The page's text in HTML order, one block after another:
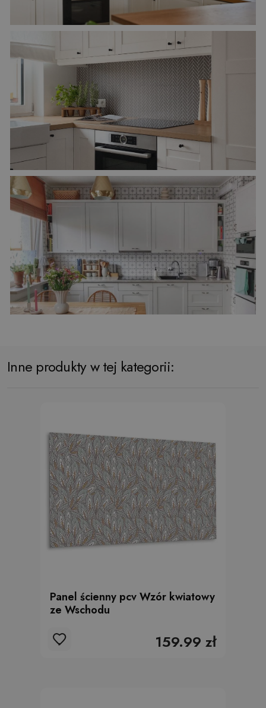
Inne produkty w tej kategorii:
Panel ścienny pcv Wzór kwiatowy
ze Wschodu
159.99 zł